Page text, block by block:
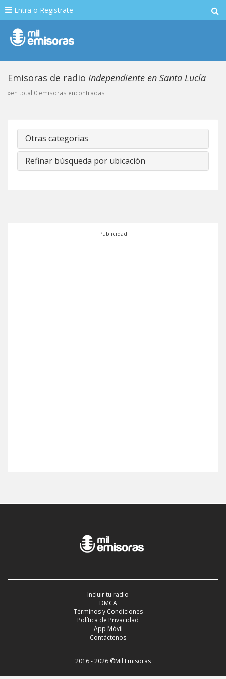
Entra o Registrate
Emisoras de radio Independiente en Santa Lucía
»en total 0 emisoras encontradas
Otras categorias
Refinar búsqueda por ubicación
Publicidad
Incluir tu radio
DMCA
Términos y Condiciones
Política de Privacidad
App Móvil
Contáctenos
2016 - 2026 ©Mil Emisoras